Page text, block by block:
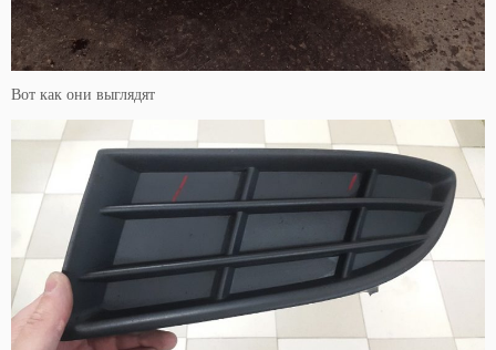
Вот как они выглядят